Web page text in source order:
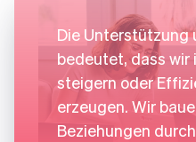
Die Unterstützung
bedeutet, dass wir
steigern oder
erzeugen. Wir
Beziehungen